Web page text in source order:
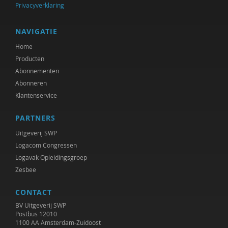
Jan Nap
Frédéric V ndenberghe
drs. Norbert D. de Kooter
Patrick Nullens
Aisia Okma
Norbert Peeters
Sandra Pellegrom
Privacyverklaring
NAVIGATIE
Home
Producten
Abonnementen
Abonneren
Klantenservice
PARTNERS
Uitgeverij SWP
Logacom Congressen
Logavak Opleidingsgroep
Zesbee
CONTACT
BV Uitgeverij SWP
Postbus 12010
1100 AA Amsterdam-Zuidoost